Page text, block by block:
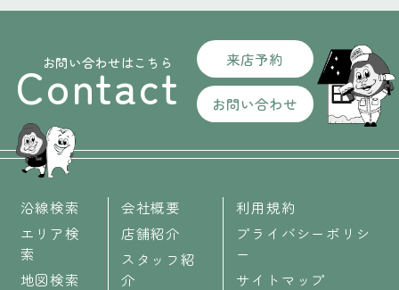
お問い合わせはこちら
Contact 来店予約
お問い合わせ
沿線検索
エリア検
索
地図検索
会社概要
店舗紹介
スタッフ紹
介
利用規約
プライバシーポリシ
ー
サイトマップ